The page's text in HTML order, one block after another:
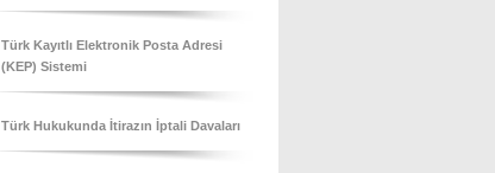
Türk Kayıtlı Elektronik Posta Adresi
(KEP) Sistemi
Türk Hukukunda İtirazın İptali Davaları